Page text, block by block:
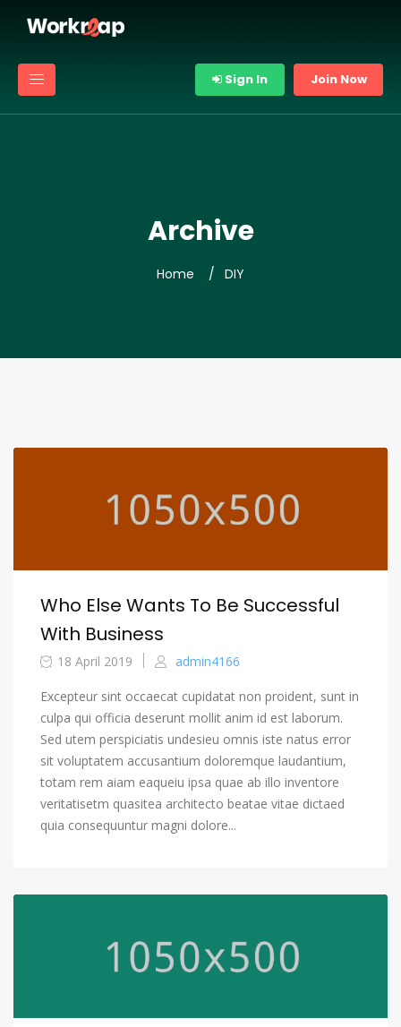
Sign In Join Now
Archive
Home DIY
Who Else Wants To Be Successful
With Business
18 April 2019 admin4166
Excepteur sint occaecat cupidatat non proident, sunt in
culpa qui officia deserunt mollit anim id est laborum.
Sed utem perspiciatis undesieu omnis iste natus error
sit voluptatem accusantium doloremque laudantium,
totam rem aiam eaqueiu ipsa quae ab illo inventore
veritatisetm quasitea architecto beatae vitae dictaed
quia consequuntur magni dolore...